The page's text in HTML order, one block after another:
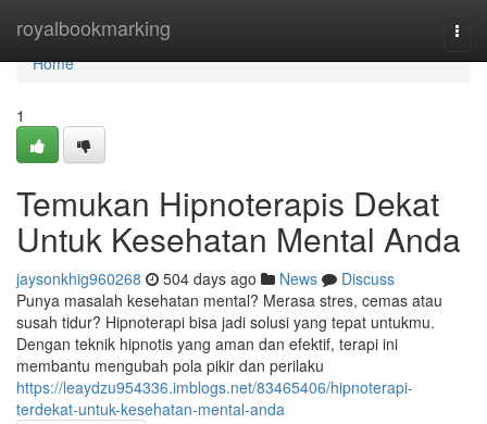
royalbookmarking
Home
Home
1
Temukan Hipnoterapis Dekat
Untuk Kesehatan Mental Anda
jaysonkhig960268 504 days ago News
Discuss
Punya masalah kesehatan mental? Merasa stres, cemas atau
susah tidur? Hipnoterapi bisa jadi solusi yang tepat untukmu.
Dengan teknik hipnotis yang aman dan efektif, terapi ini
membantu mengubah pola pikir dan perilaku
https://leaydzu954336.imblogs.net/83465406/hipnoterapi-
terdekat-untuk-kesehatan-mental-anda